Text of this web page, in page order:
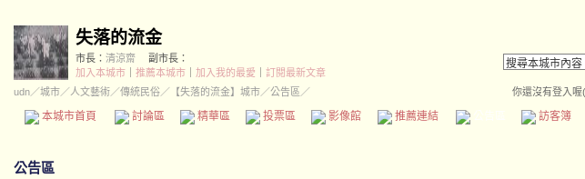
失落的流金
市長： 清涼齋
副市長：
加入本城市
推薦本城市 加入我的最愛
訂閱最新文章
udn／城市／人文藝術／傳統民俗／ 【失落的流金】城市／公告區／ 你還沒有登入喔(
本城市首頁 討論區 精華區 投票區 影像館 推薦連結 公告區 訪客簿
公告區